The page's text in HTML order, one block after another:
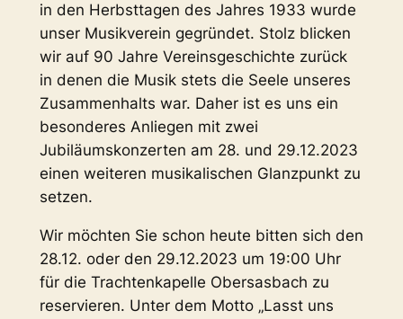
in den Herbsttagen des Jahres 1933 wurde
unser Musikverein gegründet. Stolz blicken
wir auf 90 Jahre Vereinsgeschichte zurück
in denen die Musik stets die Seele unseres
Zusammenhalts war. Daher ist es uns ein
besonderes Anliegen mit zwei
Jubiläumskonzerten am 28. und 29.12.2023
einen weiteren musikalischen Glanzpunkt zu
setzen.
Wir möchten Sie schon heute bitten sich den
28.12. oder den 29.12.2023 um 19:00 Uhr
für die Trachtenkapelle Obersasbach zu
reservieren. Unter dem Motto „Lasst uns